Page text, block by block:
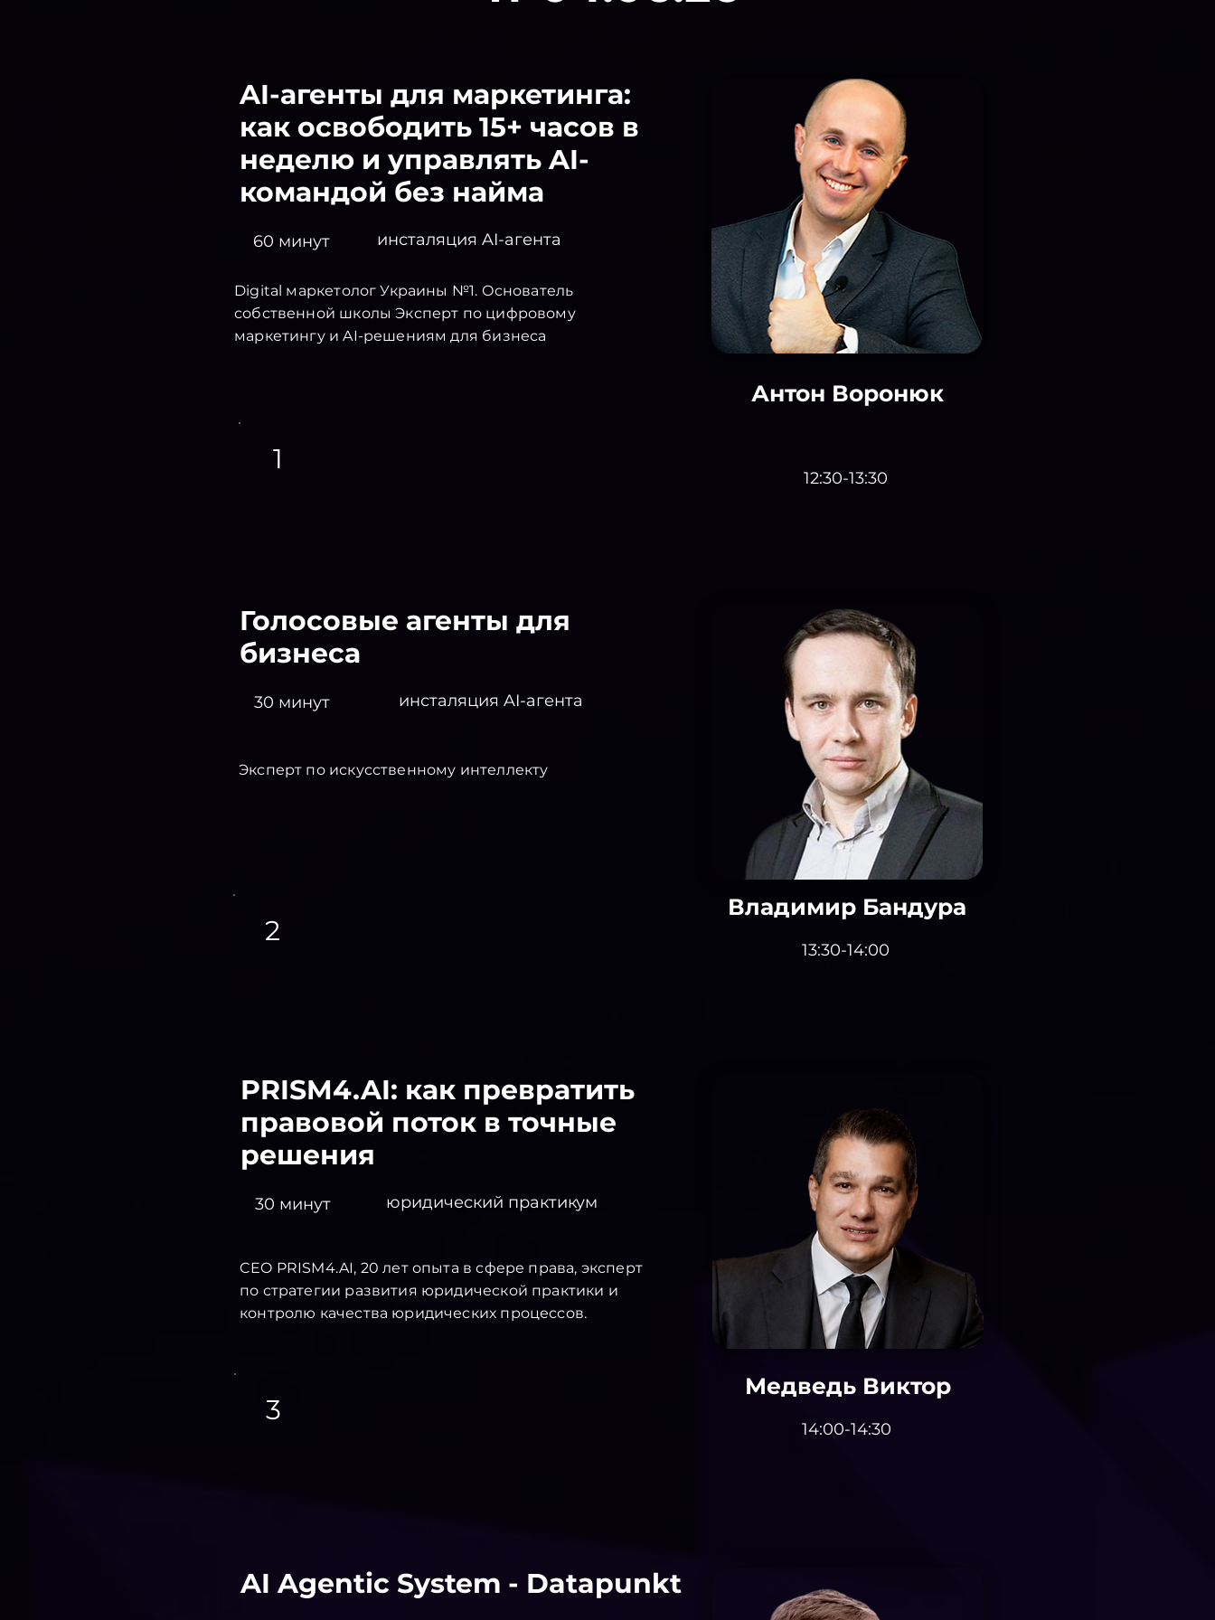
AI-агенты для маркетинга:
как освободить 15+ часов в
неделю и управлять AI-
командой без найма
60 минут инсталяция AI-агента
Digital маркетолог Украины №1. Основатель
собственной школы Эксперт по цифровому
маркетингу и AI-решениям для бизнеса
1
Антон Воронюк
12:30-13:30
Голосовые агенты для
бизнеса
30 минут инсталяция AI-агента
Эксперт по искусственному интеллекту
2
Владимир Бандура
13:30-14:00
PRISM4.AI: как превратить
правовой поток в точные
решения
30 минут юридический практикум
CEO PRISM4.AI, 20 лет опыта в сфере права, эксперт
по стратегии развития юридической практики и
контролю качества юридических процессов.
3
Медведь Виктор
14:00-14:30
⁠⁠AI Agentic System - Datapunkt